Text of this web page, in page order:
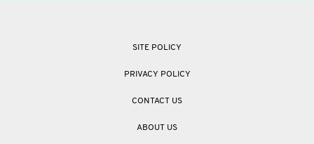
SITE POLICY
PRIVACY POLICY
CONTACT US
ABOUT US